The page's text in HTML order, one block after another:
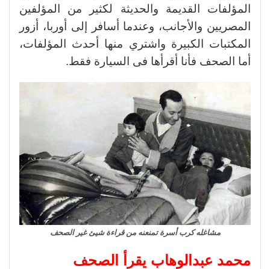
المؤلفات القديمة والحديثة لكثير من المؤلفين
المصريين والأجانب، وعندما أسافر إلى أوربا، أزور
المكتبات الكبيرة واشتري منها أحدث المؤلفات،
أما الصحف فأنا أقرأها فى السيارة فقط.
مشاغله كرب أسرة تمنعنه من قراءة شيئ غير الصحف
محمد عبدالوهاب يقرأ الصحف